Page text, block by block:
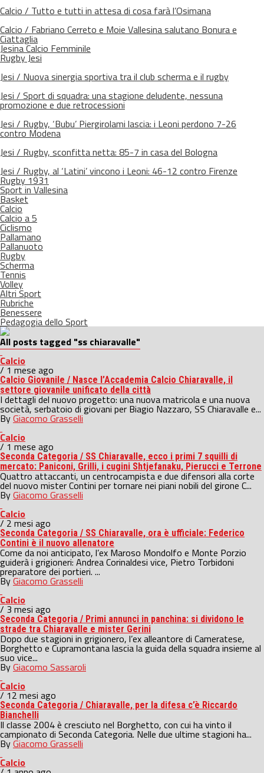
Calcio / Tutto e tutti in attesa di cosa farà l’Osimana
Calcio / Fabriano Cerreto e Moie Vallesina salutano Bonura e
Ciattaglia
Jesina Calcio Femminile
Rugby Jesi
Jesi / Nuova sinergia sportiva tra il club scherma e il rugby
Jesi / Sport di squadra: una stagione deludente, nessuna
promozione e due retrocessioni
Jesi / Rugby, ‘Bubu’ Piergirolami lascia: i Leoni perdono 7-26
contro Modena
Jesi / Rugby, sconfitta netta: 85-7 in casa del Bologna
Jesi / Rugby, al ‘Latini’ vincono i Leoni: 46-12 contro Firenze
Rugby 1931
Sport in Vallesina
Basket
Calcio
Calcio a 5
Ciclismo
Pallamano
Pallanuoto
Rugby
Scherma
Tennis
Volley
Altri Sport
Rubriche
Benessere
Pedagogia dello Sport
All posts tagged "ss chiaravalle"
Calcio
/ 1 mese ago
Calcio Giovanile / Nasce l’Accademia Calcio Chiaravalle, il
settore giovanile unificato della città
I dettagli del nuovo progetto: una nuova matricola e una nuova
società, serbatoio di giovani per Biagio Nazzaro, SS Chiaravalle e...
ByGiacomo Grasselli
Calcio
/ 1 mese ago
Seconda Categoria / SS Chiaravalle, ecco i primi 7 squilli di
mercato: Paniconi, Grilli, i cugini Shtjefanaku, Pierucci e Terrone
Quattro attaccanti, un centrocampista e due difensori alla corte
del nuovo mister Contini per tornare nei piani nobili del girone C...
ByGiacomo Grasselli
Calcio
/ 2 mesi ago
Seconda Categoria / SS Chiaravalle, ora è ufficiale: Federico
Contini è il nuovo allenatore
Come da noi anticipato, l’ex Maroso Mondolfo e Monte Porzio
guiderà i grigioneri: Andrea Corinaldesi vice, Pietro Torbidoni
preparatore dei portieri. ...
ByGiacomo Grasselli
Calcio
/ 3 mesi ago
Seconda Categoria / Primi annunci in panchina: si dividono le
strade tra Chiaravalle e mister Gerini
Dopo due stagioni in grigionero, l’ex alleantore di Cameratese,
Borghetto e Cupramontana lascia la guida della squadra insieme al
suo vice...
ByGiacomo Sassaroli
Calcio
/ 12 mesi ago
Seconda Categoria / Chiaravalle, per la difesa c’è Riccardo
Bianchelli
Il classe 2004 è cresciuto nel Borghetto, con cui ha vinto il
campionato di Seconda Categoria. Nelle due ultime stagioni ha...
ByGiacomo Grasselli
Calcio